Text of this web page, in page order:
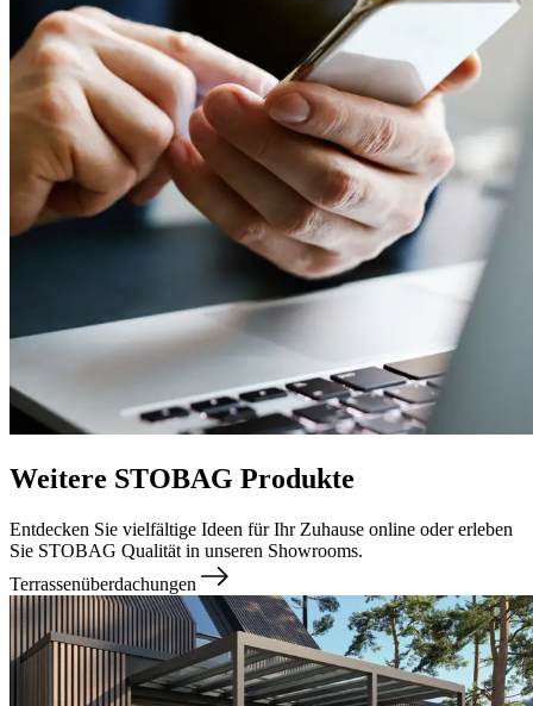
Weitere STOBAG Produkte
Entdecken Sie vielfältige Ideen für Ihr Zuhause online oder erleben
Sie STOBAG Qualität in unseren Showrooms.
Terrassenüberdachungen